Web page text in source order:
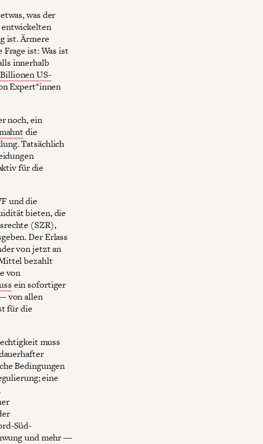
was der
entwickelten
ist. Ärmere
ist: Was ist
innerhalb
US-
Expert*innen
noch, ein
die
Tatsächlich
für die
und die
bieten, die
(SZR),
Der Erlass
von jetzt an
bezahlt
von
ein sofortiger
von allen
für die
muss
Bedingungen
eine
Süd-
und mehr —